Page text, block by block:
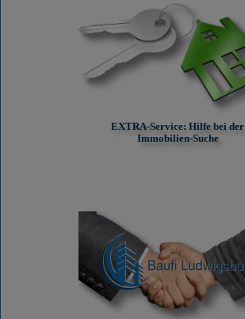
EXTRA-Service: Hilfe bei der
Immobilien-Suche